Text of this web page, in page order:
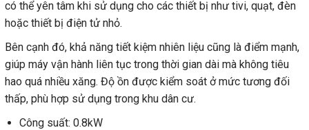
có thể yên tâm khi sử dụng cho các thiết bị như tivi, quạt, đèn
hoặc thiết bị điện tử nhỏ.
Bên cạnh đó, khả năng tiết kiệm nhiên liệu cũng là điểm mạnh,
giúp máy vận hành liên tục trong thời gian dài mà không tiêu
hao quá nhiều xăng. Độ ồn được kiểm soát ở mức tương đối
thấp, phù hợp sử dụng trong khu dân cư.
Công suất: 0.8kW